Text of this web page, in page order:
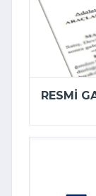
RESMI